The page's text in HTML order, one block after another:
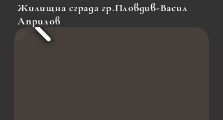
Жилищна сграда гр.Пловдив-Васил
Априлов